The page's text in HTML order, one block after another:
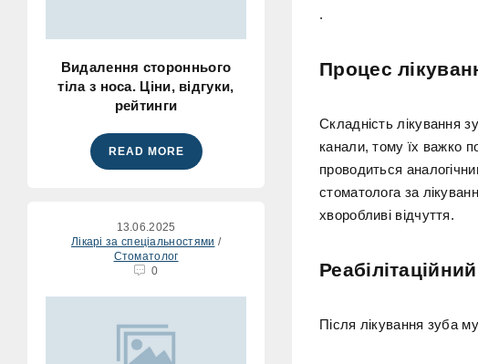
Видалення стороннього
тіла з носа. Ціни, відгуки,
рейтинги
READ MORE
13.06.2025
Лікарі за спеціальностями /
Стоматолог
0
.
Процес
Складність лікування
канали, тому їх важко
проводиться
стоматолога за
хворобливі відчуття.
Після лікування зуба